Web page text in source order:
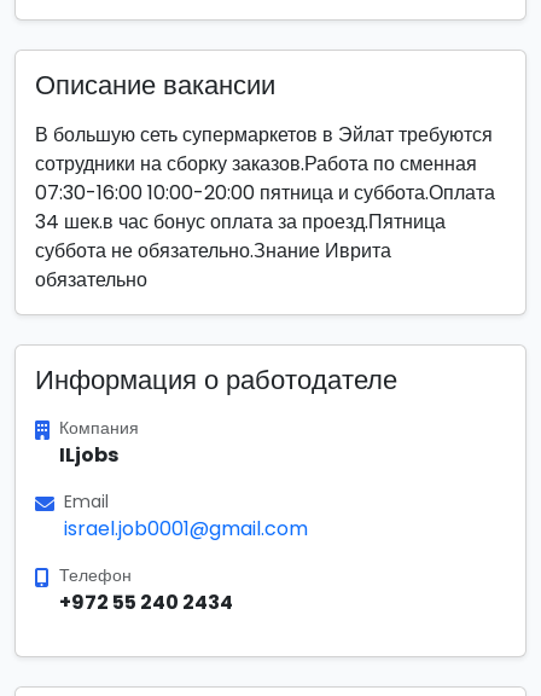
Описание вакансии
В большую сеть супермаркетов в Эйлат требуются
сотрудники на сборку заказов.Работа по сменная
07:30-16:00 10:00-20:00 пятница и суббота.Оплата
34 шек.в час бонус оплата за проезд.Пятница
суббота не обязательно.Знание Иврита
обязательно
Информация о работодателе
Компания
ILjobs
Email
israel.job0001@gmail.com
Телефон
+972 55 240 2434